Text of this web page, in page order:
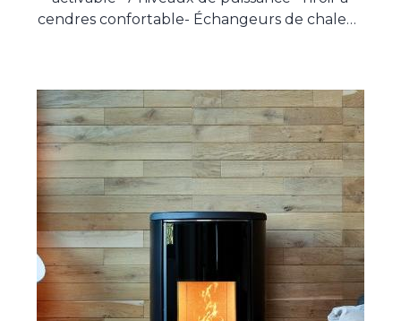
cendres confortable- Échangeurs de chaleur
Canalisation double- 100% fabriqué en Italie-
Contrôle automatique de la combustion
(NCS)- Brasier autonettoyant- Logiciel
Elemento- Système de nettoyage de vitres-
Motoréducteur sans balais (NBT)-
Télécommande radio avec fonction
thermostat Dessins techniques de l'appareil